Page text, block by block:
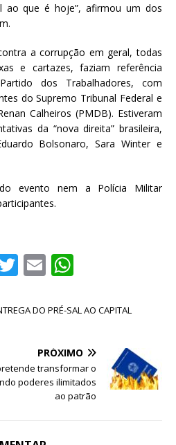
ao que é hoje”, afirmou um dos
a corrupção em geral, todas
e cartazes, faziam referência
dos Trabalhadores, com
do Supremo Tribunal Federal e
Calheiros (PMDB). Estiveram
da “nova direita” brasileira,
Bolsonaro, Sara Winter e
evento nem a Polícia Militar
T
w
it
E
m
ai at
A
p
p
DO PRÉ-SAL AO CAPITAL
PRÓXIMO
transformar o
poderes ilimitados
ao patrão